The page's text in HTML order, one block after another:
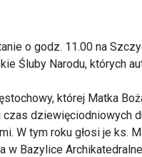
o godz. 11.00 na
Śluby Narodu, których
której Matka
dziewięciodniowych
W tym roku głosi je ks.
Bazylice